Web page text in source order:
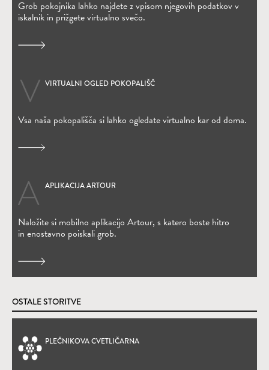
Grob pokojnika lahko najdete z vpisom njegovih podatkov v
iskalnik in prižgete virtualno svečo.
VIRTUALNI OGLED POKOPALIŠČ
Vsa naša pokopališča si lahko ogledate virtualno kar od doma.
APLIKACIJA ARTOUR
Naložite si mobilno aplikacijo Artour, s katero boste hitro
in enostavno poiskali grob.
(Odpre se v novem oknu)
OSTALE STORITVE
PLEČNIKOVA CVETLIČARNA
(Odpre se v novem oknu)